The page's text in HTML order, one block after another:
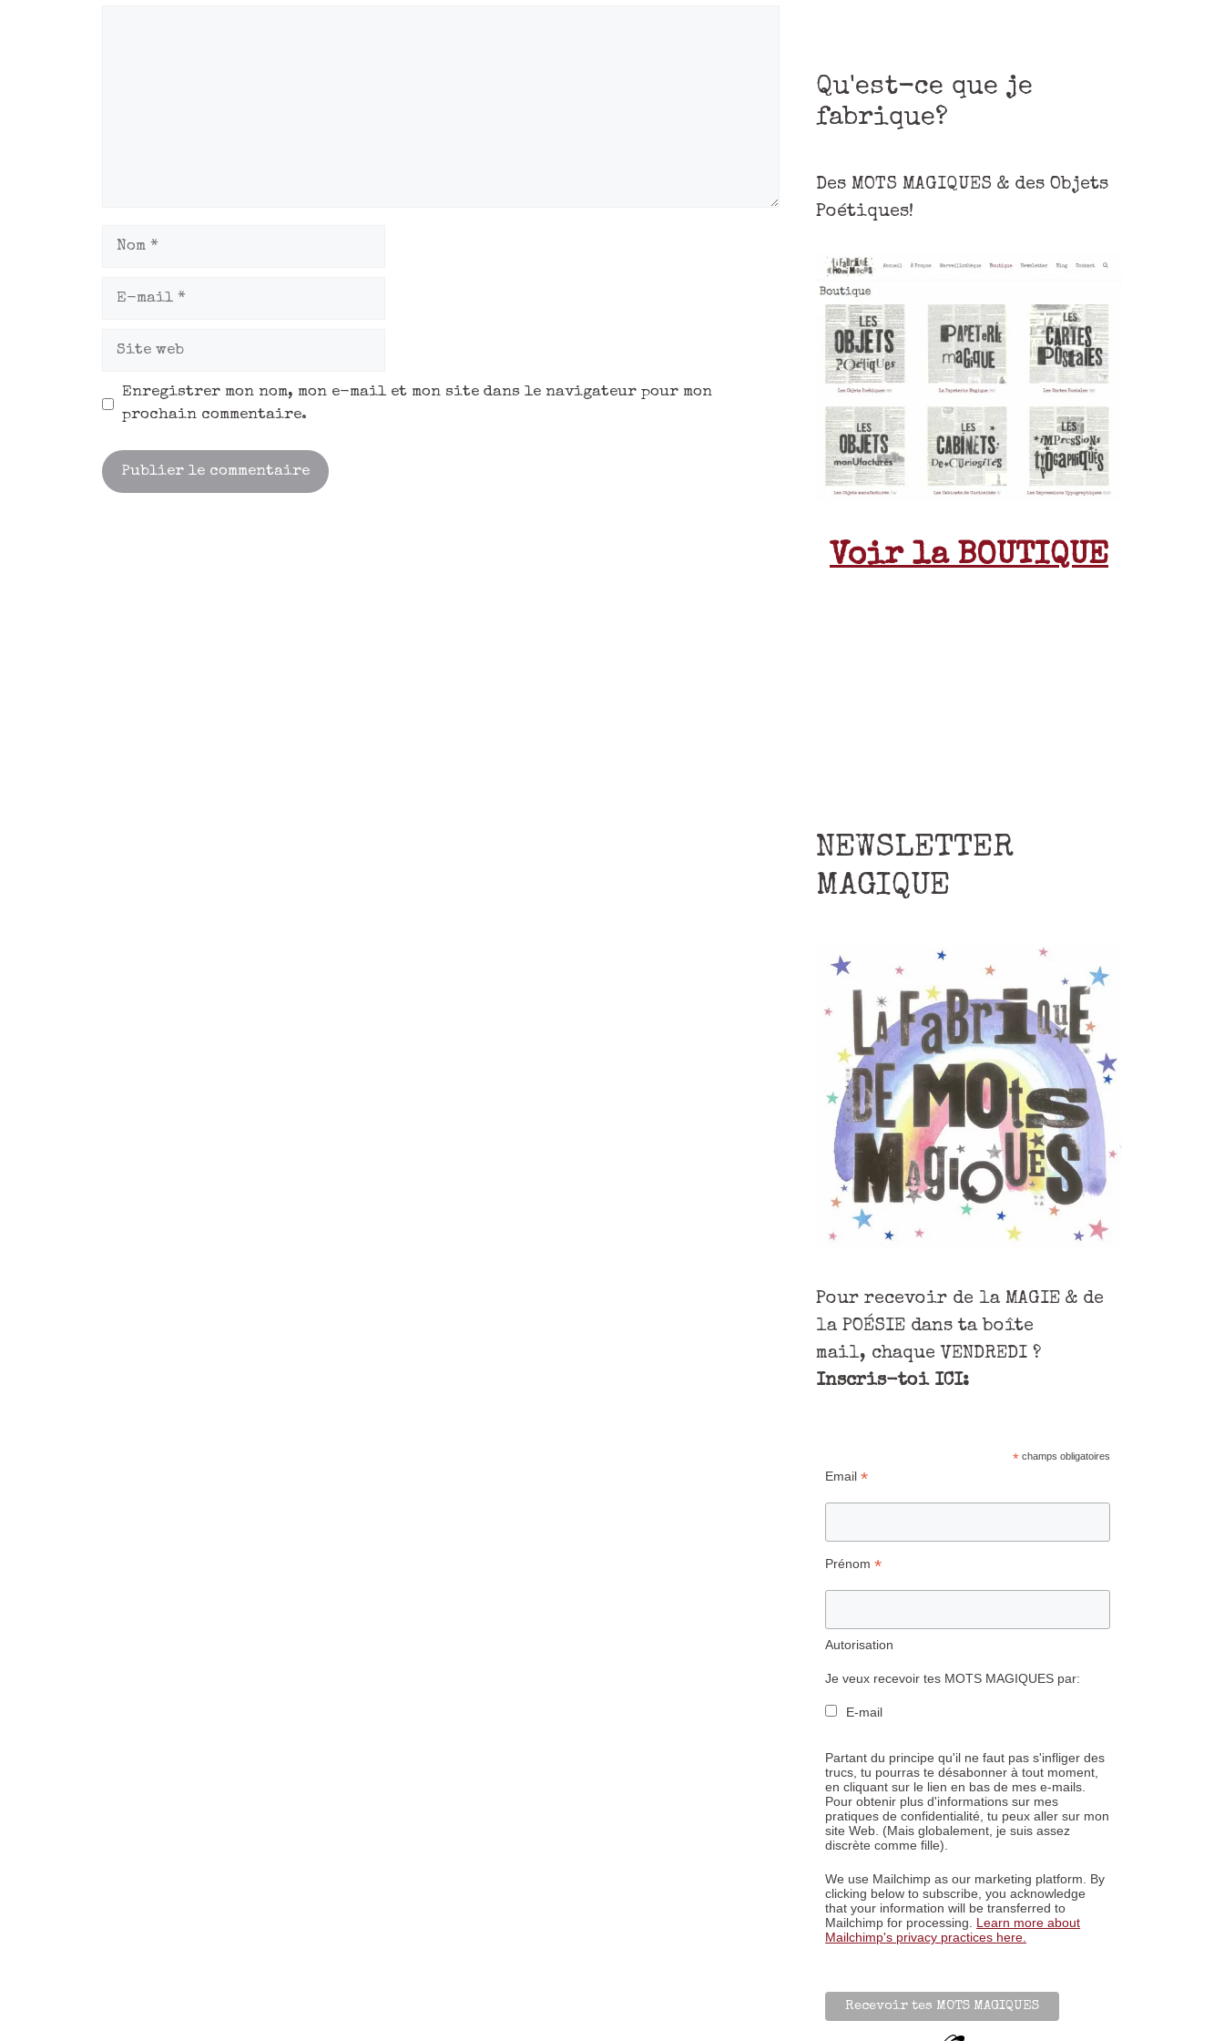
Enregistrer mon nom, mon e-mail et mon site dans le navigateur pour mon
prochain commentaire.
Qu'est-ce que je
fabrique?
Des MOTS MAGIQUES & des Objets
Poétiques!
Voir la BOUTIQUE
NEWSLETTER
MAGIQUE
Pour recevoir de la MAGIE & de
la POÉSIE dans ta boîte
mail, chaque VENDREDI ?
Inscris-toi ICI:
*champs obligatoires
Email*
Prénom*
Autorisation
Je veux recevoir tes MOTS MAGIQUES par:
E-mail
Partant du principe qu'il ne faut pas s'infliger des
trucs, tu pourras te désabonner à tout moment,
en cliquant sur le lien en bas de mes e-mails.
Pour obtenir plus d'informations sur mes
pratiques de confidentialité, tu peux aller sur mon
site Web. (Mais globalement, je suis assez
discrète comme fille).
We use Mailchimp as our marketing platform. By
clicking below to subscribe, you acknowledge
that your information will be transferred to
Mailchimp for processing. Learn more about
Mailchimp's privacy practices here.